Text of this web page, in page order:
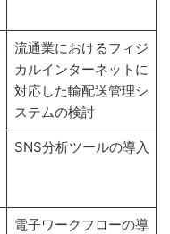
流通業におけるフィジ
カルインターネットに
対応した輸配送管理シ
ステムの検討
SNS分析ツールの導入
電子ワークフローの導